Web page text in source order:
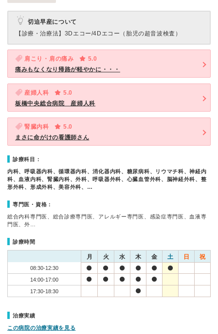
切迫早産について
【診療・治療法】 3Dエコー/4Dエコー（胎児の超音波検査）
肩こり・肩の痛み
5.0
痛みもなくなり帰路が軽やかに・・・
産婦人科
5.0
板橋中央総合病院 産婦人科
腎臓内科
5.0
まさに命がけの看護師さん
診療科目：
内科、呼吸器内科、循環器内科、消化器内科、糖尿病科、リウマチ科、神経内
科、血液内科、腎臓内科、外科、呼吸器外科、心臓血管外科、脳神経外科、整
形外科、形成外科、美容外科、…
専門医・資格：
総合内科専門医、総合診療専門医、アレルギー専門医、感染症専門医、血液専
門医、外…
診療時間
月 火 水 木 金 土 日 祝
08:30-12:30
14:00-17:00
17:30-18:30
治療実績
この病院の治療実績を見る